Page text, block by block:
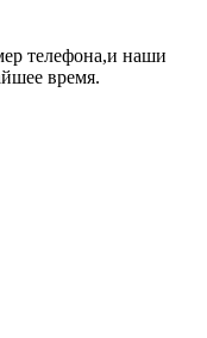
телефона,и наши
время.